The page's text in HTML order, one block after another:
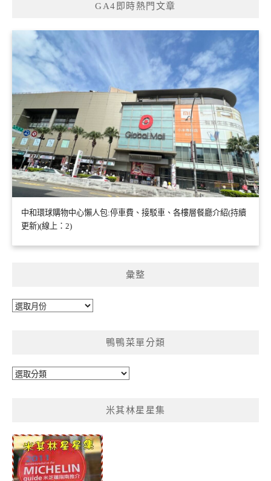
GA4即時熱門文章
中和環球購物中心懶人包:停車費、接駁車、各樓層餐廳介紹(持續
更新)(線上：2)
彙整
彙
鴨鴨菜單分類
鴨
類
米其林星星集